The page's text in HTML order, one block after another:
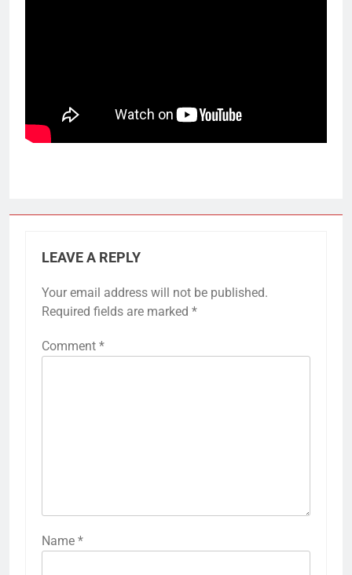
LEAVE A REPLY
Your email address will not be published.
Required fields are marked *
Comment *
Name *